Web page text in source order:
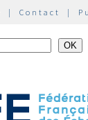
| Contact |